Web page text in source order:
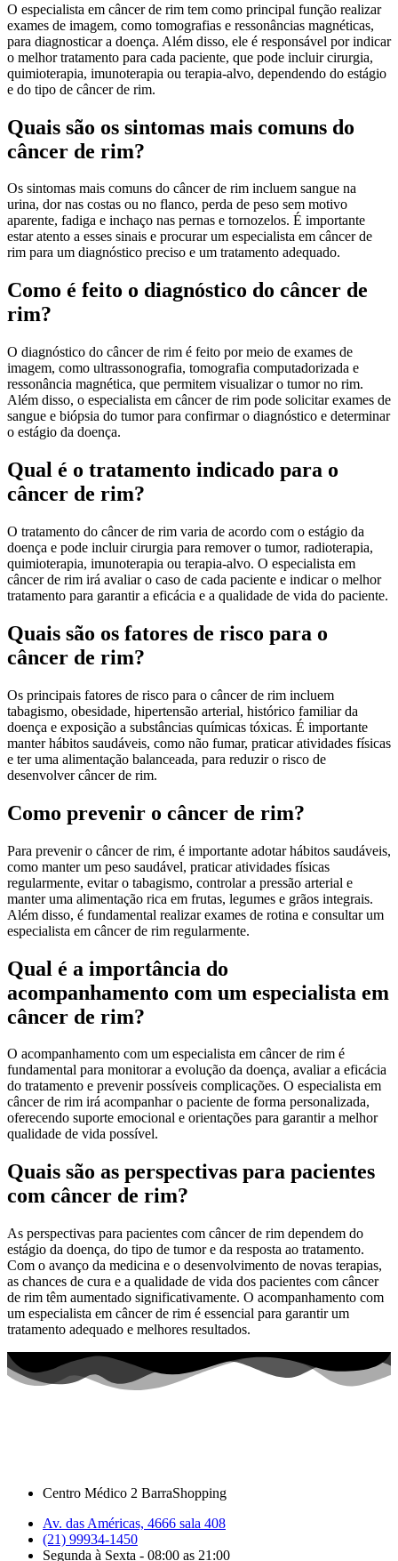
O especialista em câncer de rim tem como principal função realizar
exames de imagem, como tomografias e ressonâncias magnéticas,
para diagnosticar a doença. Além disso, ele é responsável por indicar
o melhor tratamento para cada paciente, que pode incluir cirurgia,
quimioterapia, imunoterapia ou terapia-alvo, dependendo do estágio
e do tipo de câncer de rim.
Quais são os sintomas mais comuns do
câncer de rim?
Os sintomas mais comuns do câncer de rim incluem sangue na
urina, dor nas costas ou no flanco, perda de peso sem motivo
aparente, fadiga e inchaço nas pernas e tornozelos. É importante
estar atento a esses sinais e procurar um especialista em câncer de
rim para um diagnóstico preciso e um tratamento adequado.
Como é feito o diagnóstico do câncer de
rim?
O diagnóstico do câncer de rim é feito por meio de exames de
imagem, como ultrassonografia, tomografia computadorizada e
ressonância magnética, que permitem visualizar o tumor no rim.
Além disso, o especialista em câncer de rim pode solicitar exames de
sangue e biópsia do tumor para confirmar o diagnóstico e determinar
o estágio da doença.
Qual é o tratamento indicado para o
câncer de rim?
O tratamento do câncer de rim varia de acordo com o estágio da
doença e pode incluir cirurgia para remover o tumor, radioterapia,
quimioterapia, imunoterapia ou terapia-alvo. O especialista em
câncer de rim irá avaliar o caso de cada paciente e indicar o melhor
tratamento para garantir a eficácia e a qualidade de vida do paciente.
Quais são os fatores de risco para o
câncer de rim?
Os principais fatores de risco para o câncer de rim incluem
tabagismo, obesidade, hipertensão arterial, histórico familiar da
doença e exposição a substâncias químicas tóxicas. É importante
manter hábitos saudáveis, como não fumar, praticar atividades físicas
e ter uma alimentação balanceada, para reduzir o risco de
desenvolver câncer de rim.
Como prevenir o câncer de rim?
Para prevenir o câncer de rim, é importante adotar hábitos saudáveis,
como manter um peso saudável, praticar atividades físicas
regularmente, evitar o tabagismo, controlar a pressão arterial e
manter uma alimentação rica em frutas, legumes e grãos integrais.
Além disso, é fundamental realizar exames de rotina e consultar um
especialista em câncer de rim regularmente.
Qual é a importância do
acompanhamento com um especialista em
câncer de rim?
O acompanhamento com um especialista em câncer de rim é
fundamental para monitorar a evolução da doença, avaliar a eficácia
do tratamento e prevenir possíveis complicações. O especialista em
câncer de rim irá acompanhar o paciente de forma personalizada,
oferecendo suporte emocional e orientações para garantir a melhor
qualidade de vida possível.
Quais são as perspectivas para pacientes
com câncer de rim?
As perspectivas para pacientes com câncer de rim dependem do
estágio da doença, do tipo de tumor e da resposta ao tratamento.
Com o avanço da medicina e o desenvolvimento de novas terapias,
as chances de cura e a qualidade de vida dos pacientes com câncer
de rim têm aumentado significativamente. O acompanhamento com
um especialista em câncer de rim é essencial para garantir um
tratamento adequado e melhores resultados.
Centro Médico 2 BarraShopping
Av. das Américas, 4666 sala 408
(21) 99934-1450
Segunda à Sexta - 08:00 as 21:00